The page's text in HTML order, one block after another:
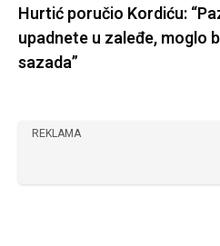
Hurtić poručio Kordiću:
upadnete u zaleđe, moglo
sazada”
REKLAMA